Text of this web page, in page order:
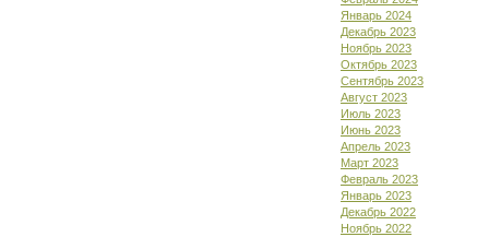
Январь 2024
Декабрь 2023
Ноябрь 2023
Октябрь 2023
Сентябрь 2023
Август 2023
Июль 2023
Июнь 2023
Апрель 2023
Март 2023
Февраль 2023
Январь 2023
Декабрь 2022
Ноябрь 2022